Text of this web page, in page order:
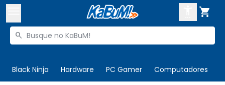

Buscar produtos

Black Ninja Hardware PC Gamer Computadores